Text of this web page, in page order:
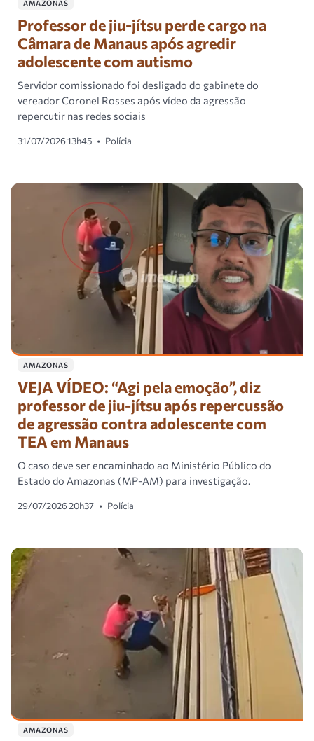
AMAZONAS
Professor de jiu-jítsu perde cargo na
Câmara de Manaus após agredir
adolescente com autismo
Servidor comissionado foi desligado do gabinete do
vereador Coronel Rosses após vídeo da agressão
repercutir nas redes sociais
31/07/2026 13h45 • Polícia
AMAZONAS
VEJA VÍDEO: “Agi pela emoção”, diz
professor de jiu-jítsu após repercussão
de agressão contra adolescente com
TEA em Manaus
O caso deve ser encaminhado ao Ministério Público do
Estado do Amazonas (MP-AM) para investigação.
29/07/2026 20h37 • Polícia
AMAZONAS